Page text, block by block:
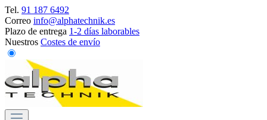
Tel. 91 187 6492
Correo info@alphatechnik.es
Plazo de entrega 1-2 días laborables
Nuestros Costes de envío